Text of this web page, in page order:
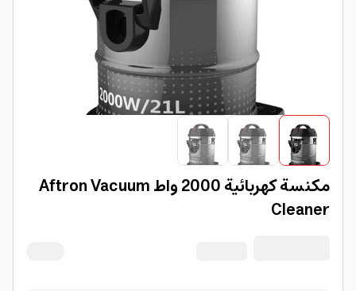
مكنسة كهربائية 2000 واط Aftron Vacuum
Cleaner